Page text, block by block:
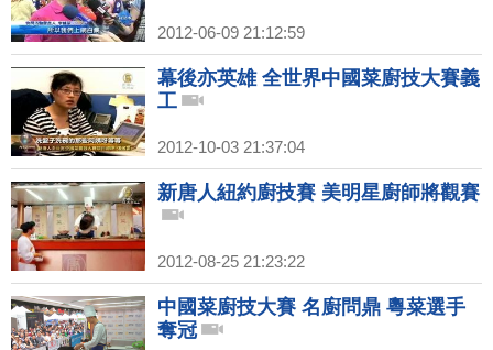
2012-06-09 21:12:59
幕後亦英雄 全世界中國菜廚技大賽義
工
2012-10-03 21:37:04
新唐人紐約廚技賽 美明星廚師將觀賽
2012-08-25 21:23:22
中國菜廚技大賽 名廚問鼎 粵菜選手
奪冠